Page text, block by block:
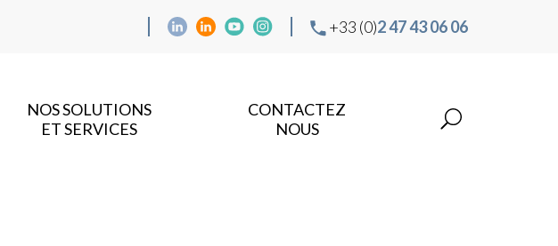
+33 (0)2 47 43 06 06
NOS SOLUTIONS
ET SERVICES
CONTACTEZ
NOUS